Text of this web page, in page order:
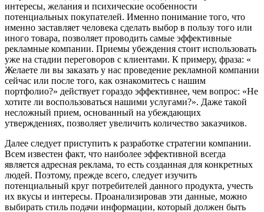
интересы, желания и психические особенности
потенциальных покупателей. Именно понимание того, что
именно заставляет человека сделать выбор в пользу того или
иного товара, позволяет проводить самые эффективные
рекламные компании. Приемы убеждения стоит использовать
уже на стадии переговоров с клиентами. К примеру, фраза: «
Желаете ли вы заказать у нас проведение рекламной компании
сейчас или после того, как ознакомитесь с нашим
портфолио?» действует гораздо эффективнее, чем вопрос: «Не
хотите ли воспользоваться нашими услугами?». Даже такой
несложный прием, основанный на убеждающих
утверждениях, позволяет увеличить количество заказчиков.
Далее следует приступить к разработке стратегии компании.
Всем известен факт, что наиболее эффективной всегда
является адресная реклама, то есть созданная для конкретных
людей. Поэтому, прежде всего, следует изучить
потенциальный круг потребителей данного продукта, учесть
их вкусы и интересы. Проанализировав эти данные, можно
выбирать стиль подачи информации, который должен быть